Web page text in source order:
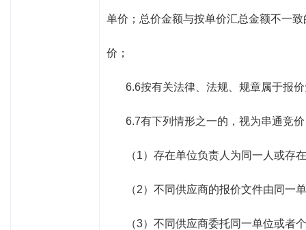
单价；总价金额与按单价汇总金额不一
价；
6.6按有关法律、法规、规章属于报
6.7有下列情形之一的，视为串通竞
（1）存在单位负责人为同一人或存
（2）不同供应商的报价文件由同一
（3）不同供应商委托同一单位或者